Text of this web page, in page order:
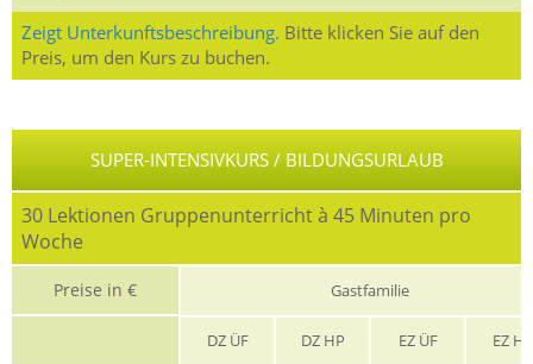
Zeigt Unterkunftsbeschreibung. Bitte klicken Sie auf den
Preis, um den Kurs zu buchen.
SUPER-INTENSIVKURS / BILDUNGSURLAUB
30 Lektionen Gruppenunterricht à 45 Minuten pro
Woche
Preise in € Gastfamilie
DZ ÜF DZ HP EZ ÜF
EZ HP